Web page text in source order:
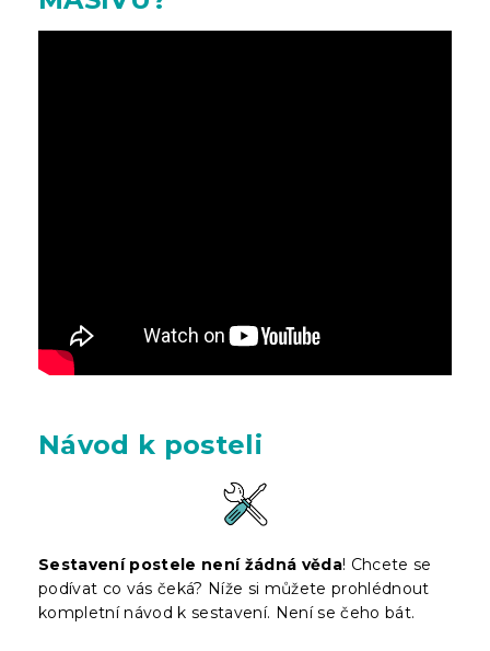
Návod k posteli
Sestavení postele není žádná věda! Chcete se
podívat co vás čeká? Níže si můžete prohlédnout
kompletní návod k sestavení. Není se čeho bát.